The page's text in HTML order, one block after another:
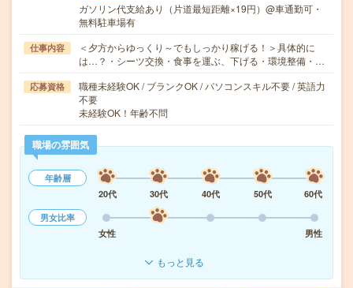
ガソリン代支給あり（片道最短距離×19円）@車通勤可・
無料駐車場有
仕事内容
＜夕方からゆっくり～でもしっかり稼げる！＞具体的に
は…？・シーツ交換・食事を運ぶ、下げる・環境整備・…
応募資格
職種未経験OK / ブランクOK / パソコンスキル不要 / 英語力
不要
未経験OK！年齢不問
職場の雰囲気
年齢層
20代
30代 40代 50代
60代
男女比率
女性
男性
もっと見る